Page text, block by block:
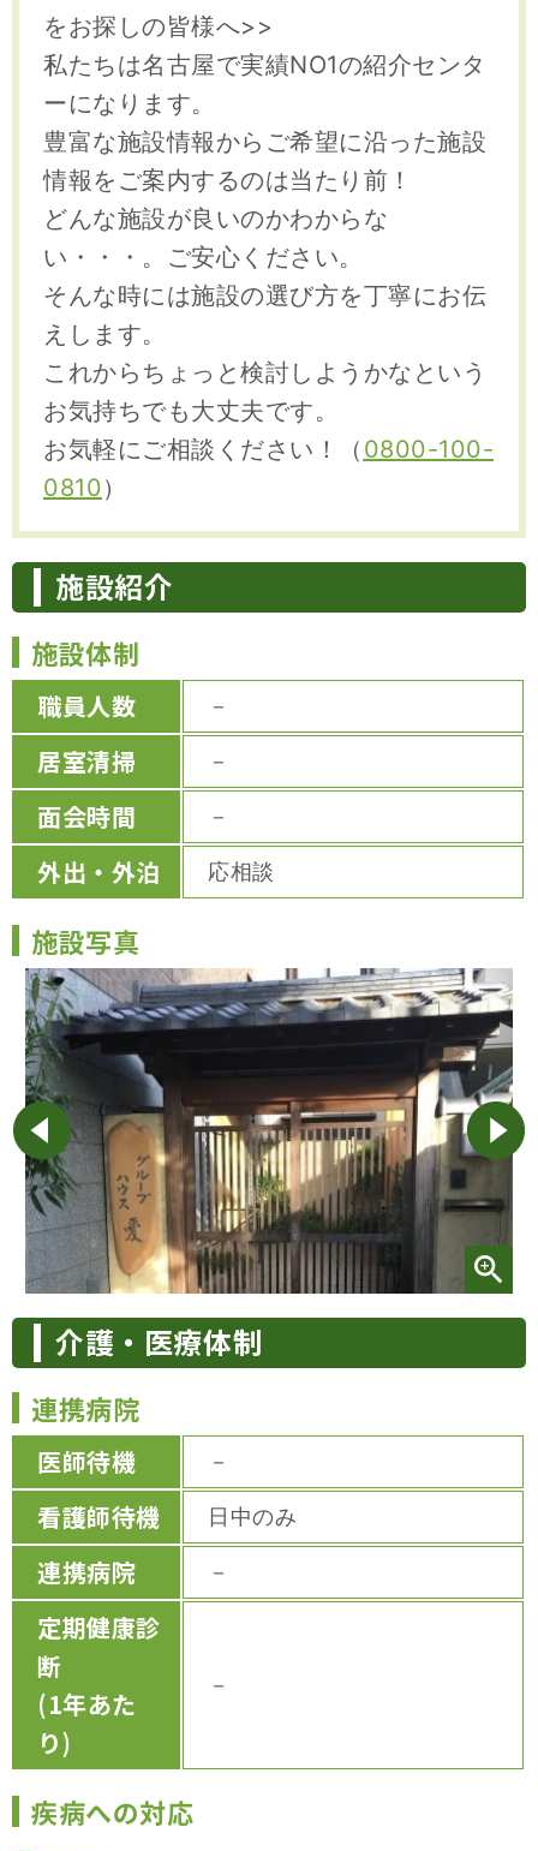
をお探しの皆様へ>>
私たちは名古屋で実績NO1の紹介センタ
ーになります。
豊富な施設情報からご希望に沿った施設
情報をご案内するのは当たり前！
どんな施設が良いのかわからな
い・・・。ご安心ください。
そんな時には施設の選び方を丁寧にお伝
えします。
これからちょっと検討しようかなという
お気持ちでも大丈夫です。
お気軽にご相談ください！（ 0800-100-
0810）
施設紹介
施設体制
職員人数 －
居室清掃 －
面会時間 －
外出・外泊 応相談
施設写真
介護・医療体制
連携病院
医師待機 －
看護師待機 日中のみ
連携病院 －
定期健康診
断
(1年あた
り)
－
疾病への対応